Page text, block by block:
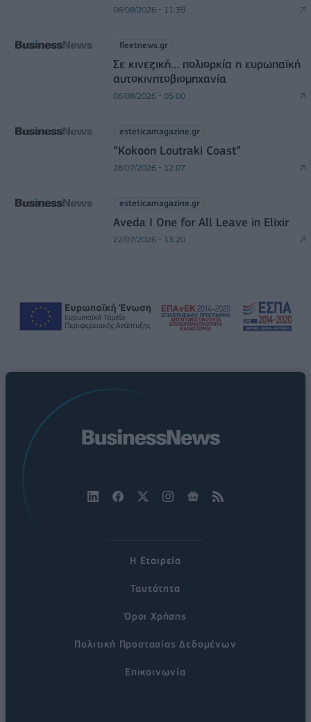
06/08/2026 - 11:39
fleetnews.gr
Σε κινεζική… πολιορκία η ευρωπαϊκή
αυτοκινητοβιομηχανία
06/08/2026 - 05:00
esteticamagazine.gr
“Kokoon Loutraki Coast”
28/07/2026 - 12:07
esteticamagazine.gr
Aveda I One for All Leave in Elixir
22/07/2026 - 13:20
Η Εταιρεία
Ταυτότητα
Όροι Χρήσης
Πολιτική Προστασίας Δεδομένων
Επικοινωνία